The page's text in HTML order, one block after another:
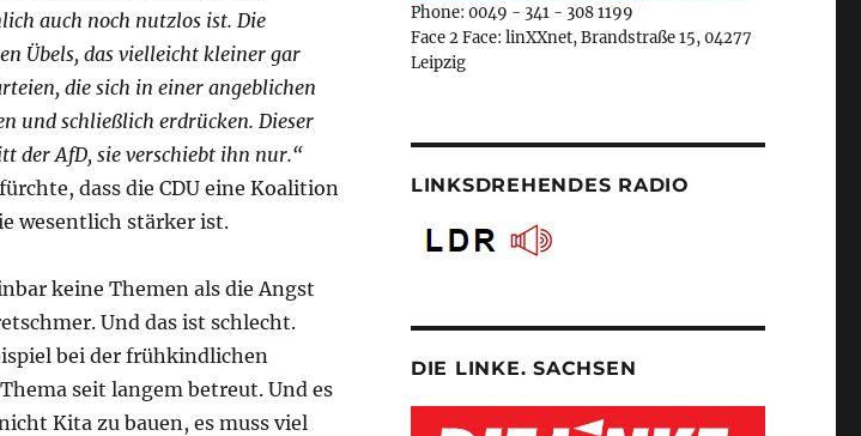
auch noch nutzlos ist. Die
Übels, das vielleicht kleiner gar
die sich in einer angeblichen
und schließlich erdrücken. Dieser
der AfD, sie verschiebt ihn nur.“
dass die CDU eine Koalition
wesentlich stärker ist.
keine Themen als die Angst
Und das ist schlecht.
bei der frühkindlichen
seit langem betreut. Und es
Kita zu bauen, es muss viel
Phone: 0049 - 341 - 308 1199
Face 2 Face: linXXnet, Brandstraße 15, 04277
Leipzig
LINKSDREHENDES RADIO
DIE LINKE. SACHSEN